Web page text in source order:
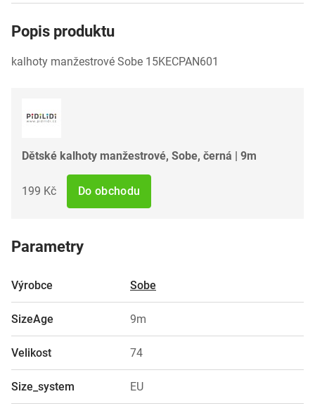
Popis produktu
kalhoty manžestrové Sobe 15KECPAN601
Dětské kalhoty manžestrové, Sobe, černá | 9m
199 Kč Do obchodu
Parametry
Výrobce Sobe
SizeAge 9m
Velikost 74
Size_system EU